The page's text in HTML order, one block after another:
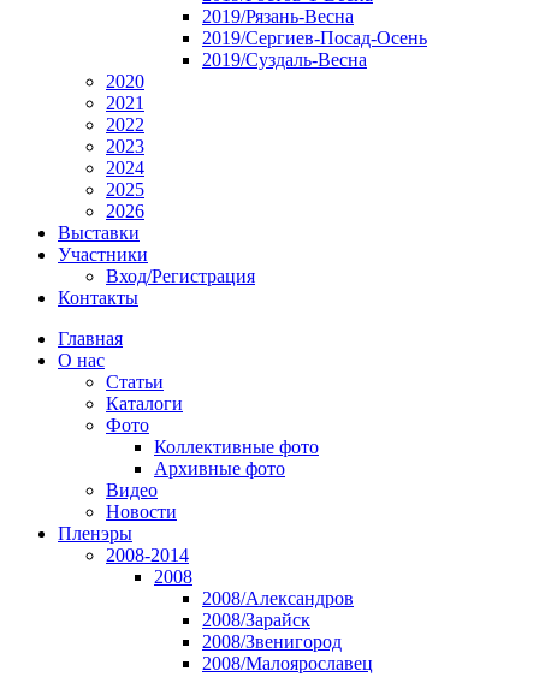
2019/Рязань-Весна
2019/Сергиев-Посад-Осень
2019/Суздаль-Весна
2020
2021
2022
2023
2024
2025
2026
Выставки
Участники
Вход/Регистрация
Контакты
Главная
О нас
Статьи
Каталоги
Фото
Коллективные фото
Архивные фото
Видео
Новости
Пленэры
2008-2014
2008
2008/Александров
2008/Зарайск
2008/Звенигород
2008/Малоярославец